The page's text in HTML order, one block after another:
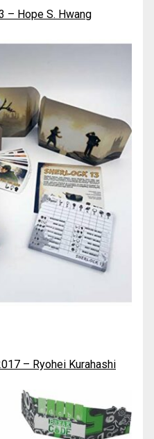
– Hope S. Hwang
– Ryohei Kurahashi